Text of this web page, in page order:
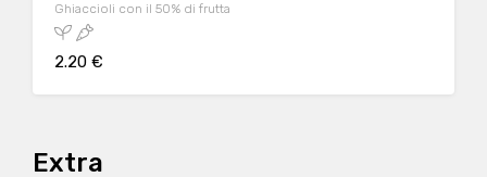
Ghiaccioli con il 50% di frutta
2.20 €
Extra